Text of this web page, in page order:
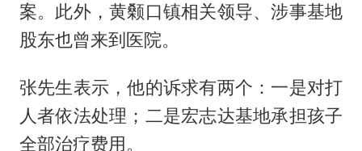
案。此外，黄颡口镇相关领导、涉事基地
股东也曾来到医院。
张先生表示，他的诉求有两个：一是对打
人者依法处理；二是宏志达基地承担孩子
全部治疗费用。